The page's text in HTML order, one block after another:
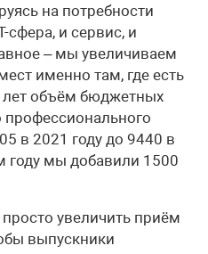
на потребности
сфера, и сервис, и
– мы увеличиваем
именно там, где есть
лет объём бюджетных
профессионального
в 2021 году до 9440 в
году мы добавили 1500
увеличить приём
выпускники